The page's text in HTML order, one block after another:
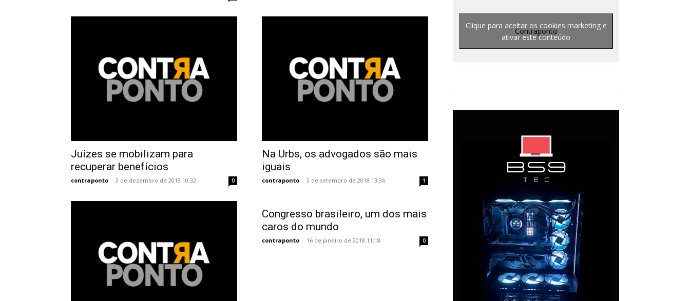
Juízes se mobilizam para
recuperar benefícios
contraponto - 3 de dezembro de 2018 10:32 0
Na Urbs, os advogados são mais
iguais
contraponto - 3 de setembro de 2018 13:36 1
Congresso brasileiro, um dos mais
caros do mundo
contraponto - 16 de janeiro de 2018 11:18 0
Contraponto
Clique para aceitar os cookies marketing e
ativar este conteúdo